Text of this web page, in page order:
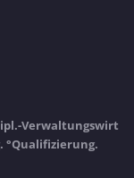
Verwaltungswirt
°Qualifizierung.